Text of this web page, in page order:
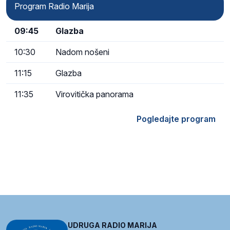
Program Radio Marija
09:45 Glazba
10:30 Nadom nošeni
11:15 Glazba
11:35 Virovitička panorama
Pogledajte program
UDRUGA RADIO MARIJA